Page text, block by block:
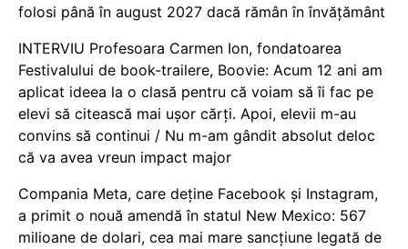
folosi până în august 2027 dacă rămân în învățământ
INTERVIU Profesoara Carmen Ion, fondatoarea
Festivalului de book-trailere, Boovie: Acum 12 ani am
aplicat ideea la o clasă pentru că voiam să îi fac pe
elevi să citească mai ușor cărți. Apoi, elevii m-au
convins să continui / Nu m-am gândit absolut deloc
că va avea vreun impact major
Compania Meta, care deține Facebook și Instagram,
a primit o nouă amendă în statul New Mexico: 567
milioane de dolari, cea mai mare sancțiune legată de